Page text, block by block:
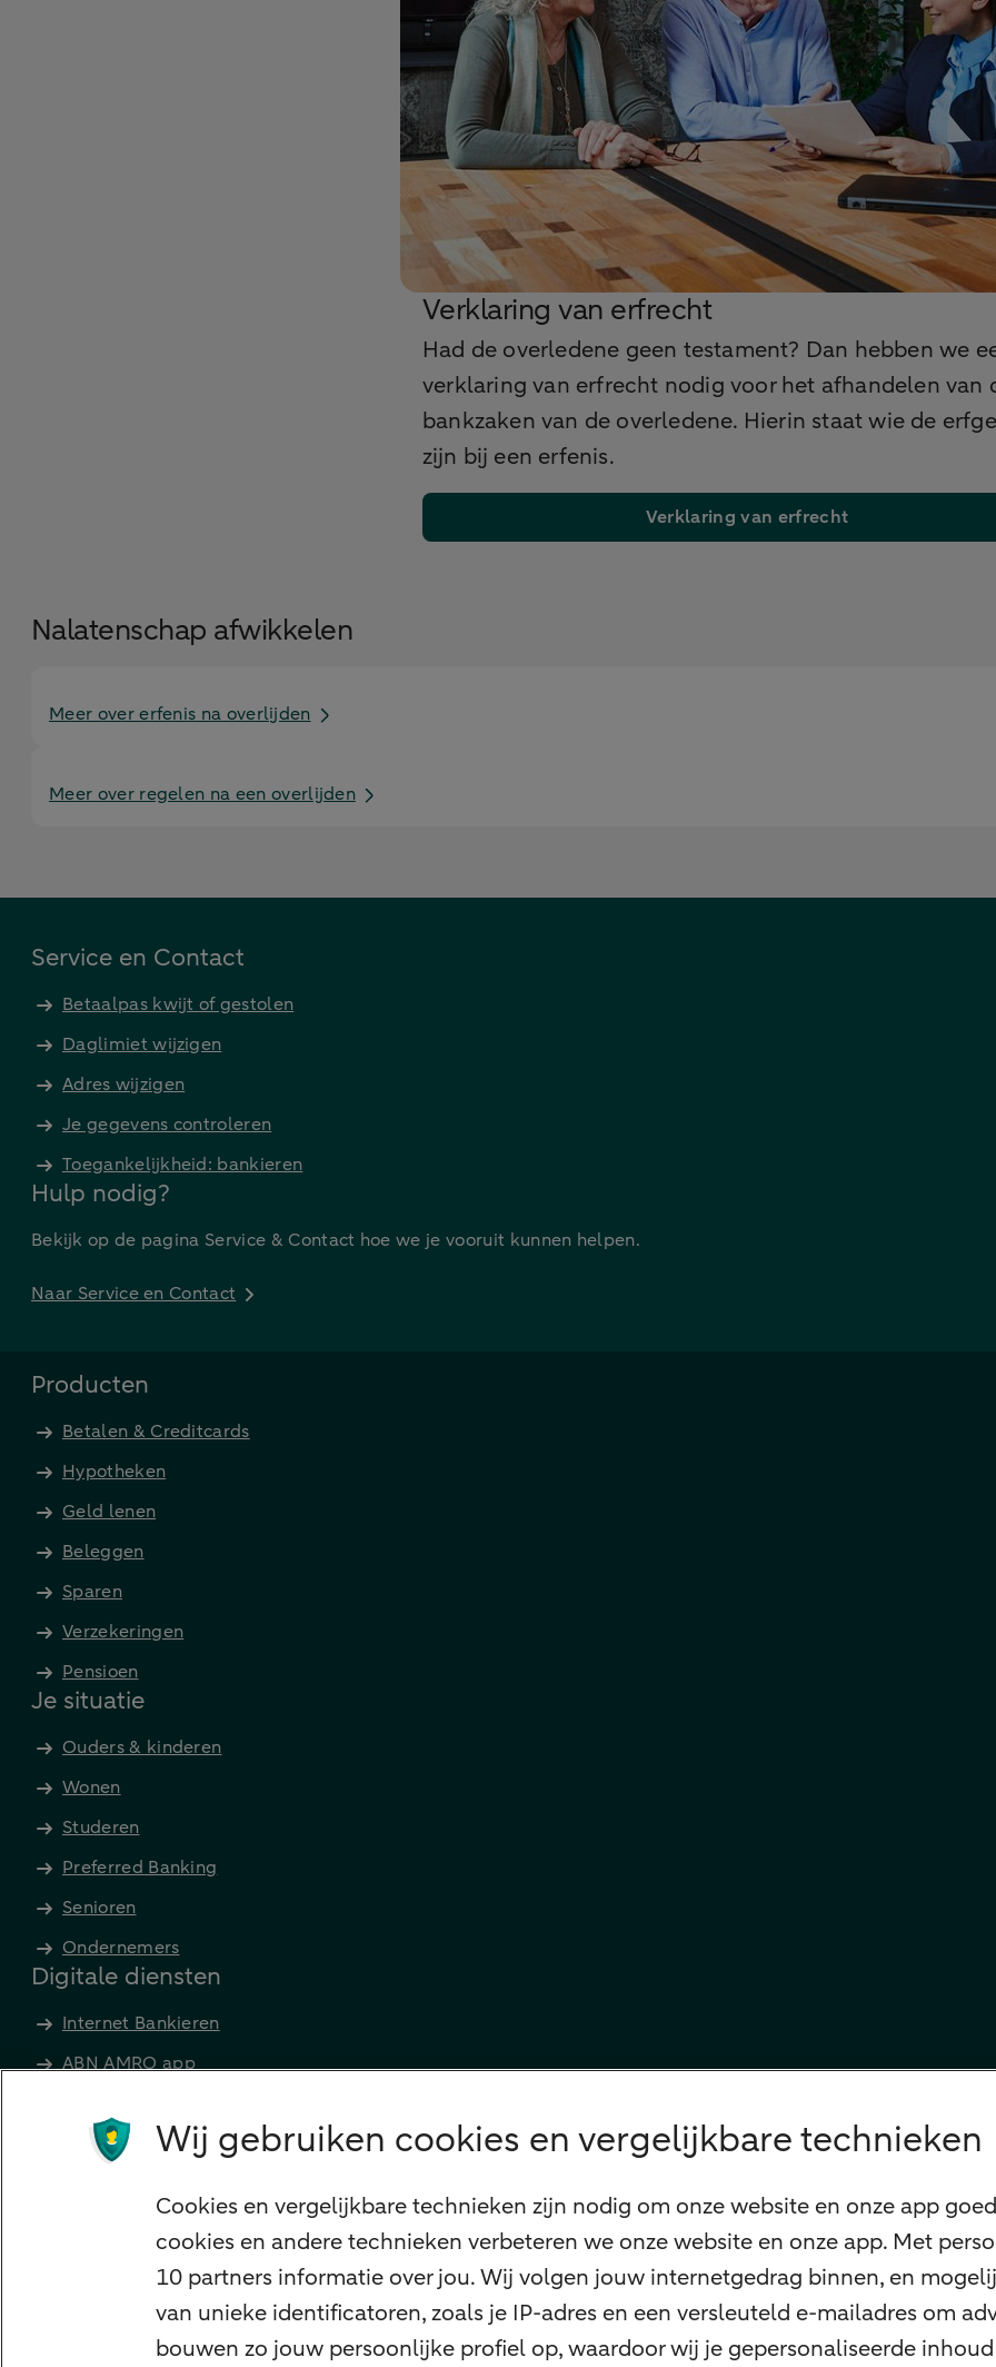
Verklaring van erfrecht
Had de overledene geen testament? Dan hebben we
verklaring van erfrecht nodig voor het afhandelen van
bankzaken van de overledene. Hierin staat wie de
zijn bij een erfenis.
Verklaring van erfrecht
Nalatenschap afwikkelen
Meer over erfenis na overlijden
Meer over regelen na een overlijden
Service en Contact
Betaalpas kwijt of gestolen
Daglimiet wijzigen
Adres wijzigen
Je gegevens controleren
Toegankelijkheid: bankieren
Hulp nodig?
Bekijk op de pagina Service & Contact hoe we je vooruit kunnen helpen.
Naar Service en Contact
Producten
Betalen & Creditcards
Hypotheken
Geld lenen
Beleggen
Sparen
Verzekeringen
Pensioen
Je situatie
Ouders & kinderen
Wonen
Studeren
Preferred Banking
Senioren
Ondernemers
Digitale diensten
Internet Bankieren
ABN AMRO app
Apple Pay
Meest gezocht
Hypotheek berekenen
Wij gebruiken cookies en vergelijkbare technieken
Cookies en vergelijkbare technieken zijn nodig om onze website en onze app
cookies en andere technieken verbeteren we onze website en onze app. Met
10 partners informatie over jou. Wij volgen jouw internetgedrag binnen, en
van unieke identificatoren, zoals je IP-adres en een versleuteld e-mailadres om
bouwen zo jouw persoonlijke profiel op, waardoor wij je gepersonaliseerde